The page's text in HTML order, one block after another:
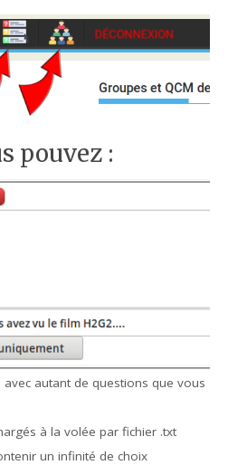
pouvez :
autant de questions que vous
à la volée par fichier .txt
un infinité de choix